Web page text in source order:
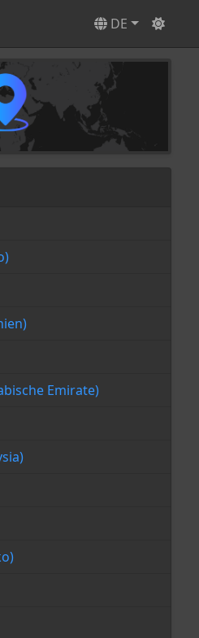
DE
Emirate)